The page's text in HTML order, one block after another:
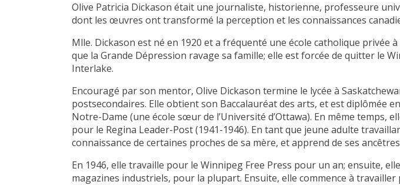
Olive Patricia Dickason était une journaliste, historienne, professeure
dont les œuvres ont transformé la perception et les connaissances
Mlle. Dickason est né en 1920 et a fréquenté une école catholique privée
que la Grande Dépression ravage sa famille; elle est forcée de quitter le
Interlake.
Encouragé par son mentor, Olive Dickason termine le lycée à
postsecondaires. Elle obtient son Baccalauréat des arts, et est diplômée
Notre-Dame (une école sœur de l’Université d’Ottawa). En même temps,
pour le Regina Leader-Post (1941-1946). En tant que jeune adulte
connaissance de certaines proches de sa mère, et apprend de ses
En 1946, elle travaille pour le Winnipeg Free Press pour un an; ensuite,
magazines industriels, pour la plupart. Ensuite, elle commence à